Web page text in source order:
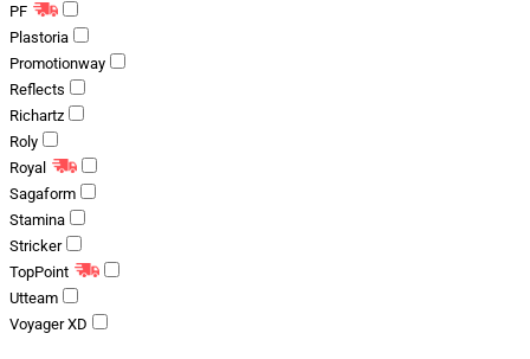
PF
Plastoria
Promotionway
Reflects
Richartz
Roly
Royal
Sagaform
Stamina
Stricker
TopPoint
Utteam
Voyager XD